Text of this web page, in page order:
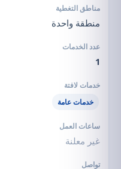
منطقة واحدة
1
خدمات عامة
غير معلنة